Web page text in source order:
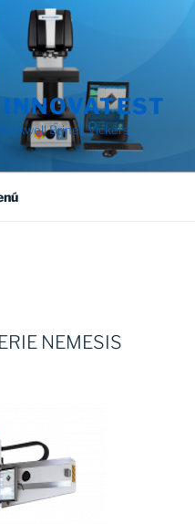
Brinell Vickers
NEMESIS